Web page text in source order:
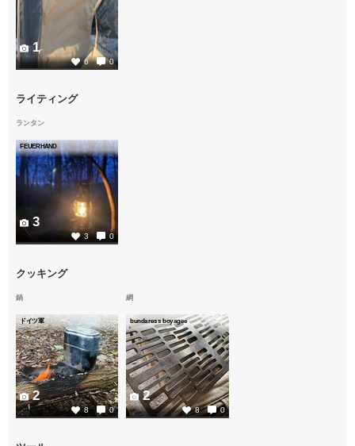
6 0
1
ライティング
ランタン
FEUERHAND
3 0
3
クッキング
鍋
ドイツ軍
8 0
2
網
bundaress boyagee
8 0
2